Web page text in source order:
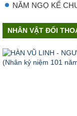
NĂM NGỌ KỂ
NHÂN VẬT ĐỐI